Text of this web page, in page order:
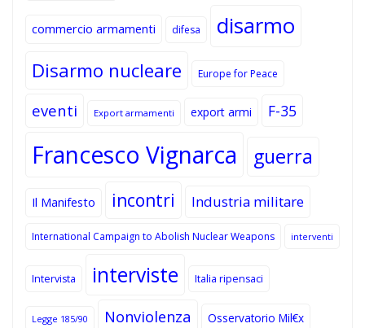
commercio armamenti difesa disarmo
Disarmo nucleare Europe for Peace
eventi Export armamenti export armi F-35
Francesco Vignarca guerra
Il Manifesto incontri Industria militare
International Campaign to Abolish Nuclear Weapons interventi
Intervista interviste Italia ripensaci
Legge 185/90 Nonviolenza Osservatorio Mil€x